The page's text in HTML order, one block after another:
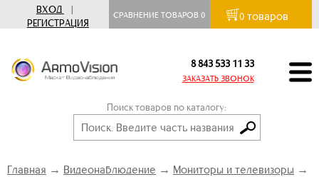
ВХОД
|
РЕГИСТРАЦИЯ
СРАВНЕНИЕ ТОВАРОВ0 0 товаров
8 843 533 11 33
ЗАКАЗАТЬ ЗВОНОК
Поиск товаров по каталогу:
Главная → Видеонаблюдение → Мониторы и телевизоры →